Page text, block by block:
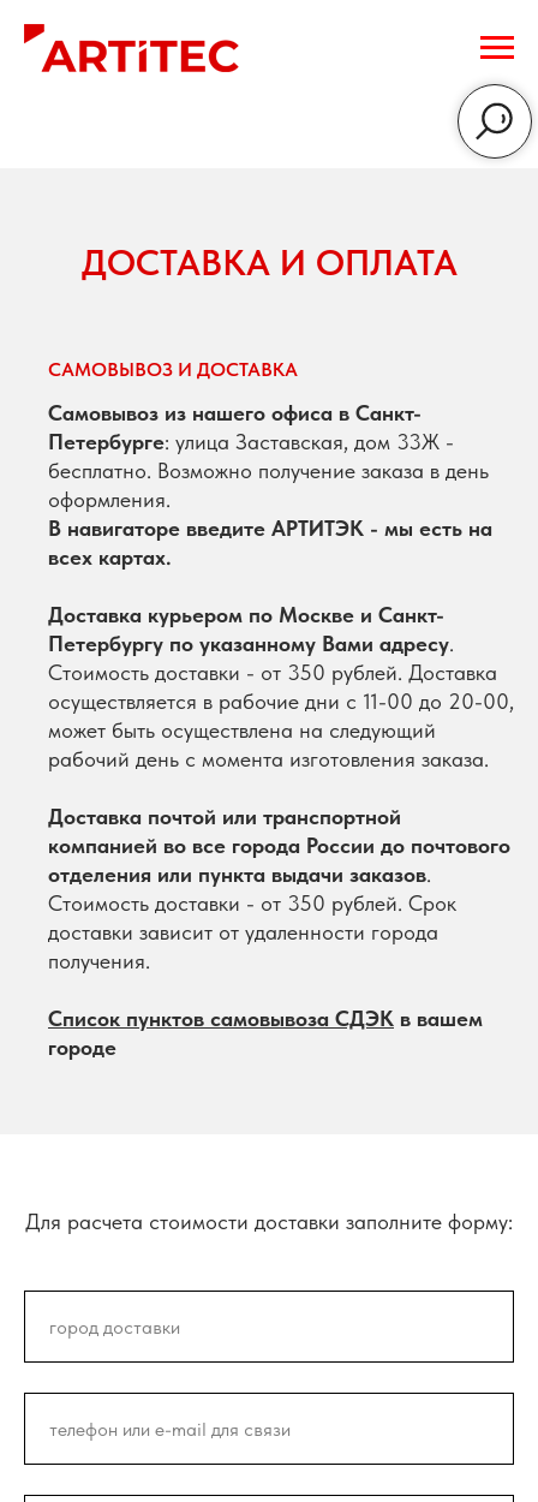
ДОСТАВКА И ОПЛАТА
САМОВЫВОЗ И ДОСТАВКА
Самовывоз из нашего офиса в Санкт-
Петербурге: улица Заставская, дом 33Ж -
бесплатно. Возможно получение заказа в день
оформления.
В навигаторе введите АРТИТЭК - мы есть на
всех картах.
Доставка курьером по Москве и Санкт-
Петербургу по указанному Вами адресу.
Стоимость доставки - от 350 рублей. Доставка
осуществляется в рабочие дни с 11-00 до 20-00,
может быть осуществлена на следующий
рабочий день с момента изготовления заказа.
Доставка почтой или транспортной
компанией во все города России до почтового
отделения или пункта выдачи заказов.
Стоимость доставки - от 350 рублей. Срок
доставки зависит от удаленности города
получения.
Список пунктов самовывоза СДЭК в вашем
городе
Для расчета стоимости доставки заполните форму: